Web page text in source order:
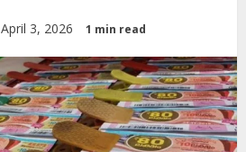
April 3, 2026 1 min read